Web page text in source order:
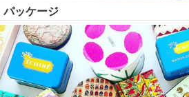
パッケージ